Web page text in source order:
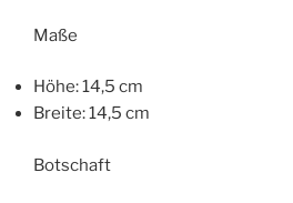
Maße
Höhe: 14,5 cm
Breite: 14,5 cm
Botschaft